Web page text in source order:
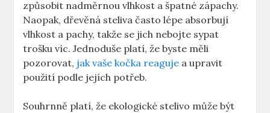
způsobit nadměrnou vlhkost a špatné zápachy.
Naopak, dřevěná steliva často lépe absorbují
vlhkost a pachy, takže se jich nebojte sypat
trošku víc. Jednoduše platí, že byste měli
pozorovat, jak vaše kočka reaguje a upravit
použití podle jejích potřeb.
Souhrnně platí, že ekologické stelivo může být